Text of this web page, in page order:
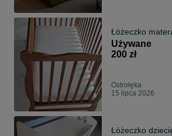
Używane
200 zł
Ostrołęka
15 lipca 2026
Łóżeczko